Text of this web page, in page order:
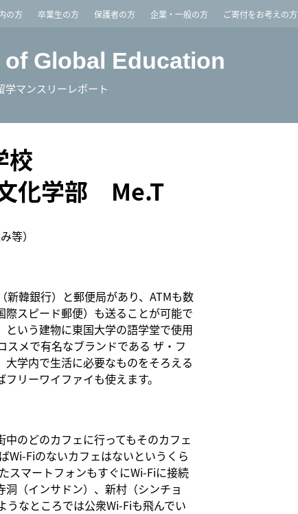
の方 卒業生の方 保護者の方 企業・一般の方 ご寄付をお考えの方
Global Education
学マンスリーレポート
校
化学部 Me.T
等）
韓銀行）と郵便局があり、ATMも数
際スピード郵便）も送ることが可能で
いう建物に東国大学の語学堂で使用
スメで有名なブランドである ザ・フ
学内で生活に必要なものをそろえる
リーワイファイも使えます。
のどのカフェに行ってもそのカフェ
Wi-Fiのないカフェはないというくら
スマートフォンもすぐにWi-Fiに接続
（インサドン）、新村（シンチョ
うなところでは公衆Wi-Fiも飛んでい